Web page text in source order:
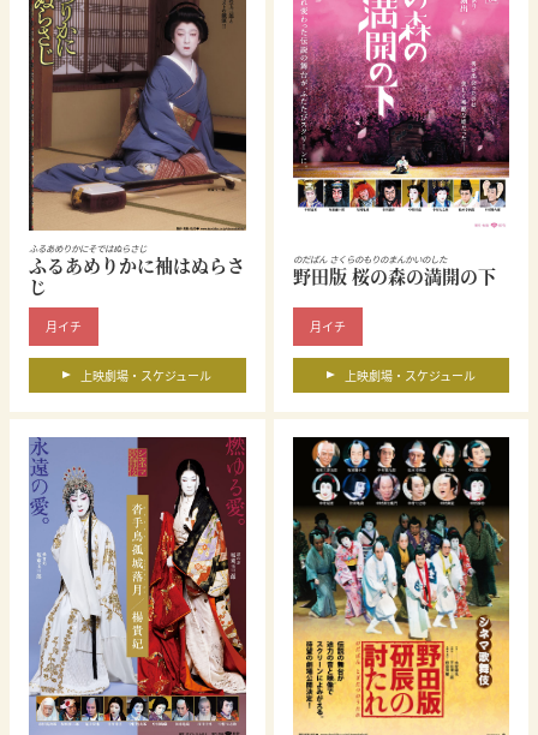
ふるあめりかにそではぬらさじ
ふるあめりかに袖はぬらさ
じ
月イチ
上映劇場・スケジュール
のだばん さくらのもりのまんかいのした
野田版 桜の森の満開の下
月イチ
上映劇場・スケジュール